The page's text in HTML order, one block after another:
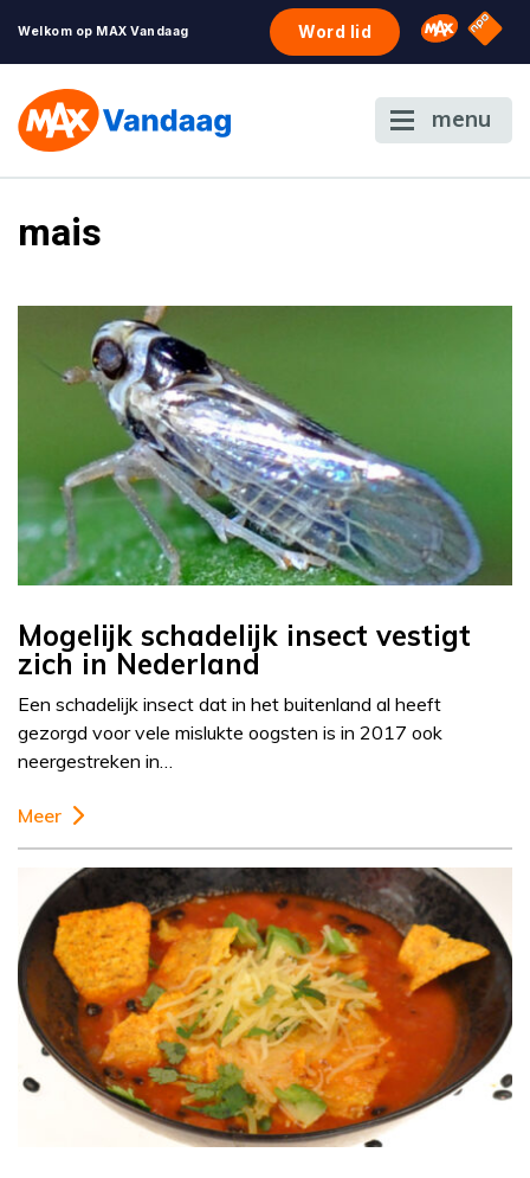
Welkom op MAX Vandaag Word lid Omroep
NPO
menu
mais
Mogelijk schadelijk insect vestigt
zich in Nederland
Een schadelijk insect dat in het buitenland al heeft
gezorgd voor vele mislukte oogsten is in 2017 ook
neergestreken in…
Meer